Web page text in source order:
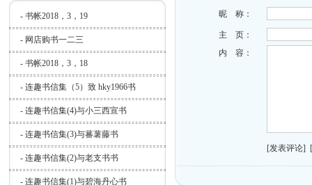
- 书帐2018，3，19
- 网店购书一二三
- 书帐2018，3，18
- 连趣书信集（5）致 hky1966书
- 连趣书信集(4)与小三西宣书
- 连趣书信集(3)与蕃薯藤书
- 连趣书信集(2)与老支书书
- 连趣书信集(1)与碧海丹心书
昵 称：
主 页：
内 容：
[发表评论]